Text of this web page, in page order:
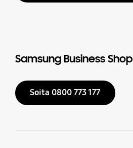
Samsung Business Shop
Soita 0800 773 177